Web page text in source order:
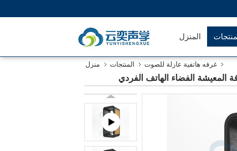
المنزل
منزل المنتجات غرفه هاتفية عازلة للصوت
الفضاء الهاتف الفردي